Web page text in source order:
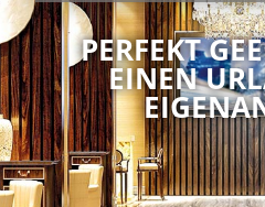
PERFEKT
EINEN